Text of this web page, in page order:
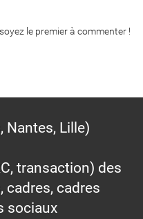
le premier à commenter !
Nantes, Lille)
transaction) des
cadres, cadres
sociaux